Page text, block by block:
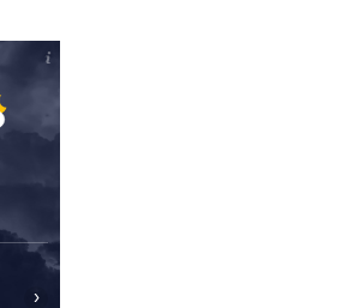
08:00
›